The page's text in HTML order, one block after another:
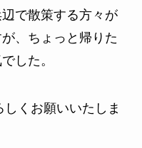
で散策する方々が
、ちょっと帰りた
した。
くお願いいたしま